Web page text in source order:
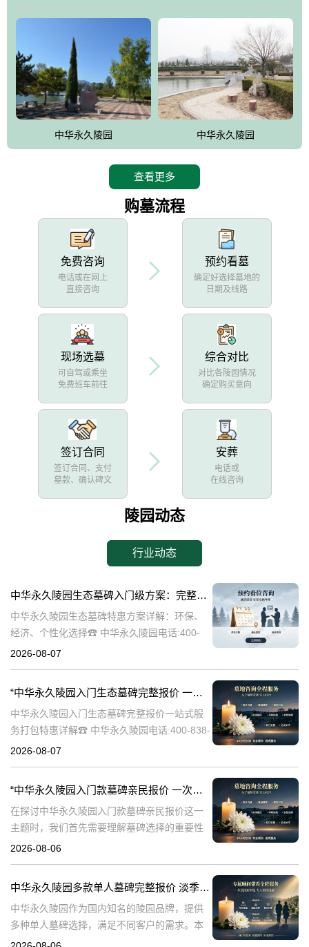
中华永久陵园 中华永久陵园
查看更多
购墓流程
免费咨询
电话或在网上
直接咨询
预约看墓
确定好选择墓地的
日期及线路
现场选墓
可自驾或乘坐
免费班车前往
综合对比
对比各陵园情况
确定购买意向
签订合同
签订合同、支付
墓款、确认碑文
安葬
电话或
在线咨询
陵园动态
行业动态
中华永久陵园生态墓碑入门级方案：完整报价与一站式服务打包特惠解析
中华永久陵园生态墓碑特惠方案详解：环保、
经济、个性化选择☎ 中华永久陵园电话:400-
838-5063随着人们对身后事的关注度提升，选
2026-08-07
“中华永久陵园入门生态墓碑完整报价 一站式服务打包特惠详解”
中华永久陵园入门生态墓碑完整报价一站式服
务打包特惠详解☎ 中华永久陵园电话:400-838-
5063中华永久陵园作为国内知名的陵园之一，
2026-08-07
“中华永久陵园入门款墓碑亲民报价 一次性付清享折上折：超值优惠与便捷选择的完美结合”
在探讨中华永久陵园入门款墓碑亲民报价这一
主题时，我们首先需要理解墓碑选择的重要性
及其对逝者与生者的影响。墓碑不仅是对逝者
2026-08-06
中华永久陵园多款单人墓碑完整报价 淡季下单直降数千元详解
中华永久陵园作为国内知名的陵园品牌，提供
多种单人墓碑选择，满足不同客户的需求。本
文将详细介绍中华永久陵园多款单人墓碑的完